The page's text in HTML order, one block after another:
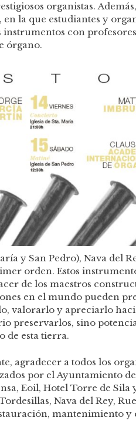
organistas. Además,
, en la que estudiantes y
con
órgano.
y San Pedro), Nava del
orden. Estos
de los maestros
en el mundo pueden
partícipe de la vida cultural de
preservarlos, sino
de esta tierra.
agradecer a todos los
por el Ayuntamiento
Eoil, Hotel Torre de Sila
Nava del Rey,
mantenimiento